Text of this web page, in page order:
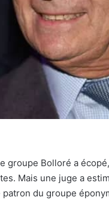
groupe Bolloré a
Mais une juge a
du groupe